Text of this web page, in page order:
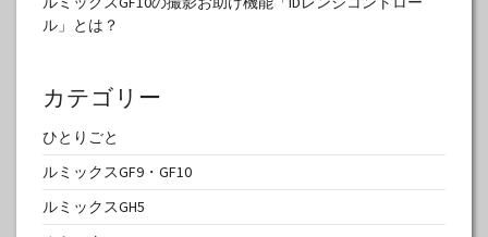
ル」とは？
カテゴリー
ひとりごと
ルミックスGF9・GF10
ルミックスGH5